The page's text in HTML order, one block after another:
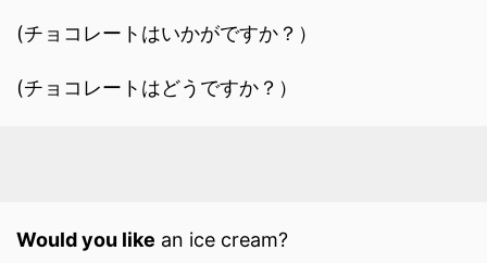
(チョコレートはいかがですか？）
(チョコレートはどうですか？）
Would you like an ice cream?